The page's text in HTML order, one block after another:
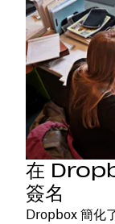
在
簽名
Dropbox 簡化